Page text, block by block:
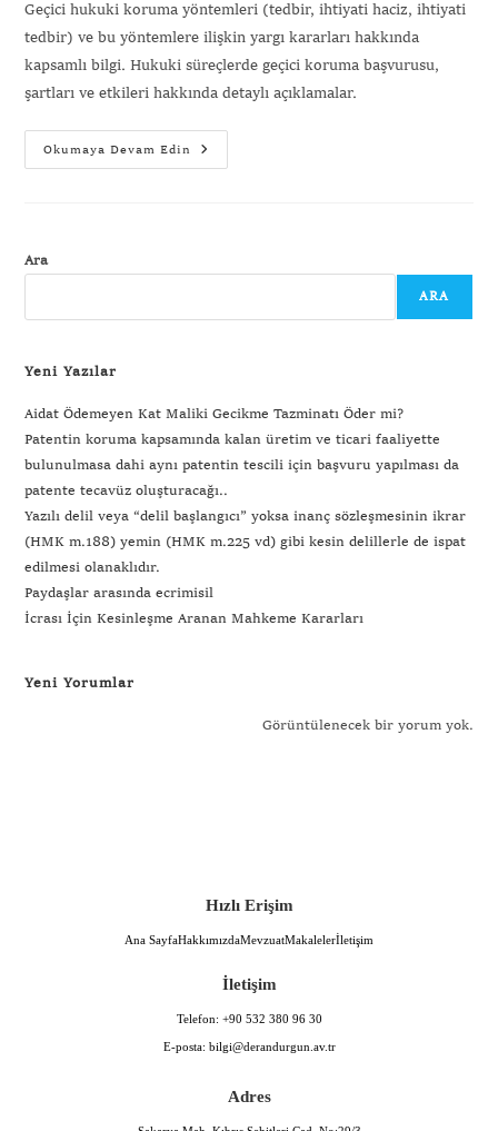
Geçici hukuki koruma yöntemleri (tedbir, ihtiyati haciz, ihtiyati
tedbir) ve bu yöntemlere ilişkin yargı kararları hakkında
kapsamlı bilgi. Hukuki süreçlerde geçici koruma başvurusu,
şartları ve etkileri hakkında detaylı açıklamalar.
Okumaya Devam Edin
Ara
ARA
Yeni Yazılar
Aidat Ödemeyen Kat Maliki Gecikme Tazminatı Öder mi?
Patentin koruma kapsamında kalan üretim ve ticari faaliyette
bulunulmasa dahi aynı patentin tescili için başvuru yapılması da
patente tecavüz oluşturacağı..
Yazılı delil veya “delil başlangıcı” yoksa inanç sözleşmesinin ikrar
(HMK m.188) yemin (HMK m.225 vd) gibi kesin delillerle de ispat
edilmesi olanaklıdır.
Paydaşlar arasında ecrimisil
İcrası İçin Kesinleşme Aranan Mahkeme Kararları
Yeni Yorumlar
Görüntülenecek bir yorum yok.
Hızlı Erişim
Ana SayfaHakkımızdaMevzuatMakalelerİletişim
İletişim
Telefon: +90 532 380 96 30
E-posta: bilgi@derandurgun.av.tr
Adres